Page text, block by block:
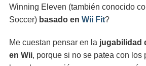
Winning Eleven (también conocido
Soccer) basado en Wii Fit?
Me cuestan pensar en la jugabilidad
en Wii, porque si no se patea con los